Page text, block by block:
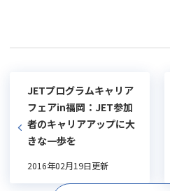
JETプログラムキャリア
フェアin福岡：JET参加
者のキャリアアップに大
きな一歩を
2016年02月19日更新